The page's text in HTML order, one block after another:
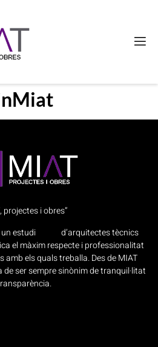
projectes i obres”
un estudi d’arquitectes tècnics
el màxim respecte i professionalitat
amb els quals treballa. Des de MIAT
ser sempre sinònim de tranquil·litat